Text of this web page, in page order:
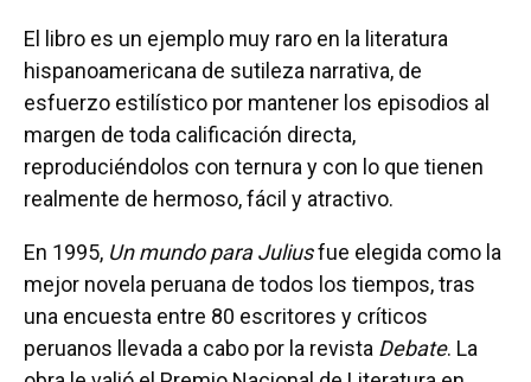
El libro es un ejemplo muy raro en la literatura
hispanoamericana de sutileza narrativa, de
esfuerzo estilístico por mantener los episodios al
margen de toda calificación directa,
reproduciéndolos con ternura y con lo que tienen
realmente de hermoso, fácil y atractivo.
En 1995, Un mundo para Juliusfue elegida como la
mejor novela peruana de todos los tiempos, tras
una encuesta entre 80 escritores y críticos
peruanos llevada a cabo por la revista Debate. La